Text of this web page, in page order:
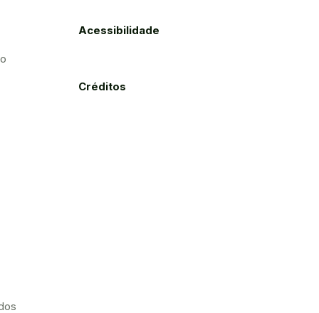
Acessibilidade
Créditos